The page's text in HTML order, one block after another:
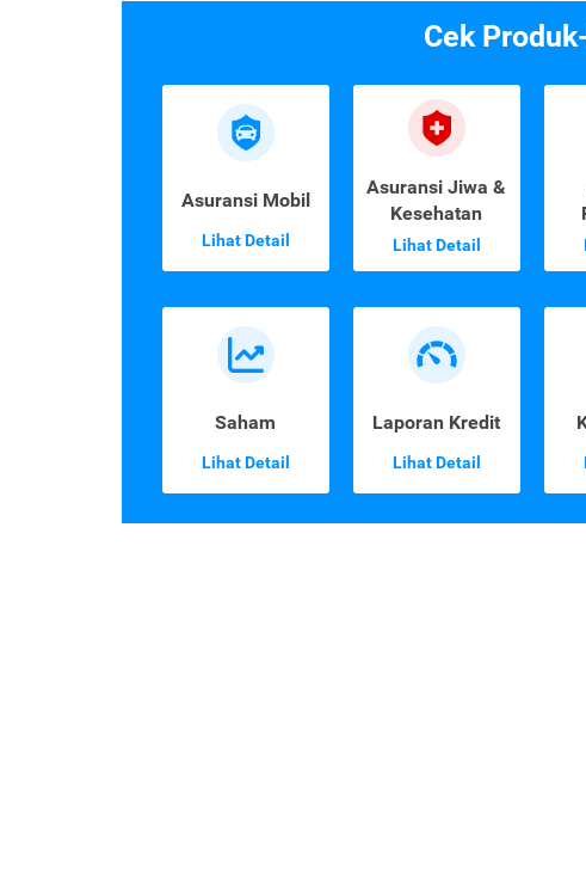
Cek
Asuransi Mobil
Lihat Detail
Asuransi Jiwa &
Kesehatan
Lihat Detail
Saham
Lihat Detail
Laporan Kredit
Lihat Detail